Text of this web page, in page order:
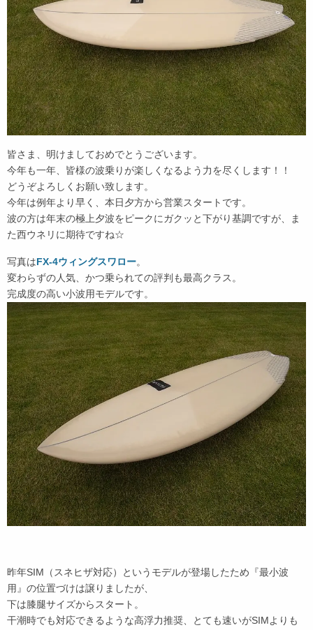
皆さま、明けましておめでとうございます。
今年も一年、皆様の波乗りが楽しくなるよう力を尽くします！！
どうぞよろしくお願い致します。
今年は例年より早く、本日夕方から営業スタートです。
波の方は年末の極上夕波をピークにガクッと下がり基調ですが、ま
た西ウネリに期待ですね☆
写真はFX-4ウィングスワロー。
変わらずの人気、かつ乗られての評判も最高クラス。
完成度の高い小波用モデルです。
昨年SIM（スネヒザ対応）というモデルが登場したため『最小波
用』の位置づけは譲りましたが、
下は膝腿サイズからスタート。
干潮時でも対応できるような高浮力推奨、とても速いがSIMよりも